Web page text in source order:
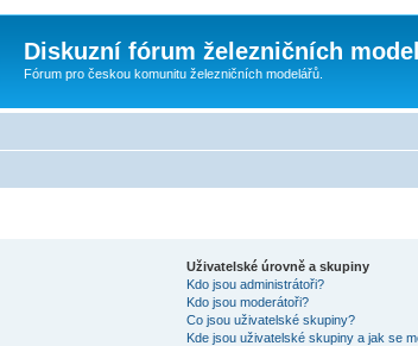
Diskuzní fórum železničních
Fórum pro českou komunitu železničních modelářů.
Uživatelské úrovně a skupiny
Kdo jsou administrátoři?
Kdo jsou moderátoři?
Co jsou uživatelské skupiny?
Kde jsou uživatelské skupiny a jak se